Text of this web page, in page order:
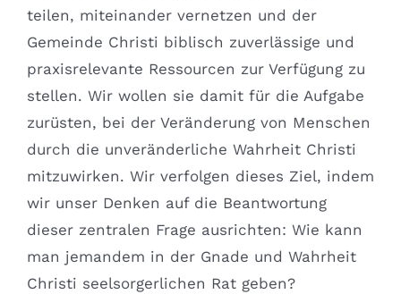
teilen, miteinander vernetzen und der
Gemeinde Christi biblisch zuverlässige und
praxisrelevante Ressourcen zur Verfügung zu
stellen. Wir wollen sie damit für die Aufgabe
zurüsten, bei der Veränderung von Menschen
durch die unveränderliche Wahrheit Christi
mitzuwirken. Wir verfolgen dieses Ziel, indem
wir unser Denken auf die Beantwortung
dieser zentralen Frage ausrichten: Wie kann
man jemandem in der Gnade und Wahrheit
Christi seelsorgerlichen Rat geben?